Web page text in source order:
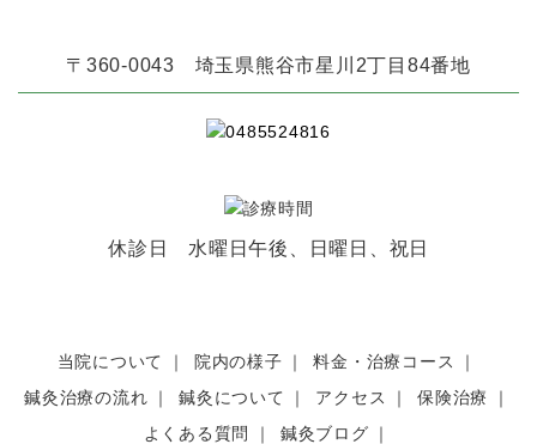
〒360-0043 埼玉県熊谷市星川2丁目84番地
休診日 水曜日午後、日曜日、祝日
当院について 院内の様子
料金・治療コース
鍼灸治療の流れ
鍼灸について アクセス
保険治療
よくある質問
鍼灸ブログ